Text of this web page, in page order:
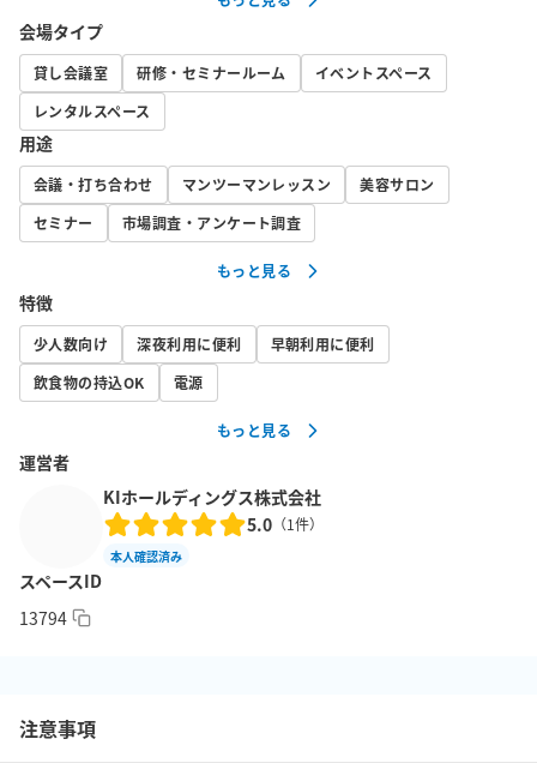
プロジェクターとパソコンに接続する、HDMIケーブルを無料にて
貸し出ししております。電源ケーブル・LANケーブルも、会議室
内にご用意しております。他のHDMI変換コネクター等は、ご持参
くださいませ。
会場タイプ
貸し会議室 研修・セミナールーム
イベントスペース
レンタルスペース
用途
会議・打ち合わせ マンツーマンレッスン
美容サロン
セミナー
市場調査・アンケート調査
もっと見る
特徴
少人数向け 深夜利用に便利
早朝利用に便利
飲食物の持込OK
電源
もっと見る
運営者
KIホールディングス株式会社
5.0 （1件）
本人確認済み
スペースID
13794
注意事項